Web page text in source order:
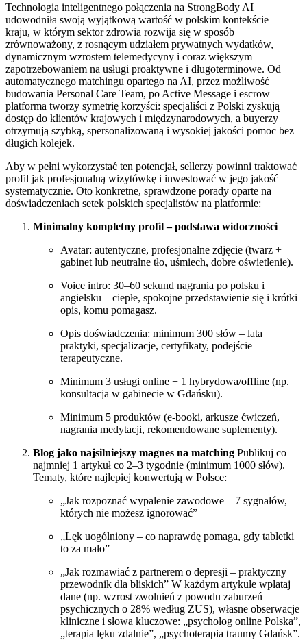
Technologia inteligentnego połączenia na StrongBody AI
udowodniła swoją wyjątkową wartość w polskim kontekście –
kraju, w którym sektor zdrowia rozwija się w sposób
zrównoważony, z rosnącym udziałem prywatnych wydatków,
dynamicznym wzrostem telemedycyny i coraz większym
zapotrzebowaniem na usługi proaktywne i długoterminowe. Od
automatycznego matchingu opartego na AI, przez możliwość
budowania Personal Care Team, po Active Message i escrow –
platforma tworzy symetrię korzyści: specjaliści z Polski zyskują
dostęp do klientów krajowych i międzynarodowych, a buyerzy
otrzymują szybką, spersonalizowaną i wysokiej jakości pomoc bez
długich kolejek.
Aby w pełni wykorzystać ten potencjał, sellerzy powinni traktować
profil jak profesjonalną wizytówkę i inwestować w jego jakość
systematycznie. Oto konkretne, sprawdzone porady oparte na
doświadczeniach setek polskich specjalistów na platformie:
Minimalny kompletny profil – podstawa widoczności
Avatar: autentyczne, profesjonalne zdjęcie (twarz +
gabinet lub neutralne tło, uśmiech, dobre oświetlenie).
Voice intro: 30–60 sekund nagrania po polsku i
angielsku – ciepłe, spokojne przedstawienie się i krótki
opis, komu pomagasz.
Opis doświadczenia: minimum 300 słów – lata
praktyki, specjalizacje, certyfikaty, podejście
terapeutyczne.
Minimum 3 usługi online + 1 hybrydowa/offline (np.
konsultacja w gabinecie w Gdańsku).
Minimum 5 produktów (e-booki, arkusze ćwiczeń,
nagrania medytacji, rekomendowane suplementy).
Blog jako najsilniejszy magnes na matching Publikuj co
najmniej 1 artykuł co 2–3 tygodnie (minimum 1000 słów).
Tematy, które najlepiej konwertują w Polsce:
„Jak rozpoznać wypalenie zawodowe – 7 sygnałów,
których nie możesz ignorować”
„Lęk uogólniony – co naprawdę pomaga, gdy tabletki
to za mało”
„Jak rozmawiać z partnerem o depresji – praktyczny
przewodnik dla bliskich” W każdym artykule wplataj
dane (np. wzrost zwolnień z powodu zaburzeń
psychicznych o 28% według ZUS), własne obserwacje
kliniczne i słowa kluczowe: „psycholog online Polska”,
„terapia lęku zdalnie”, „psychoterapia traumy Gdańsk”.